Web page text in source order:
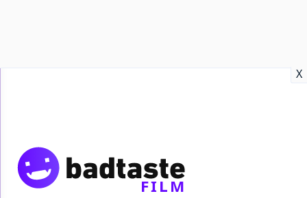
X
FILM